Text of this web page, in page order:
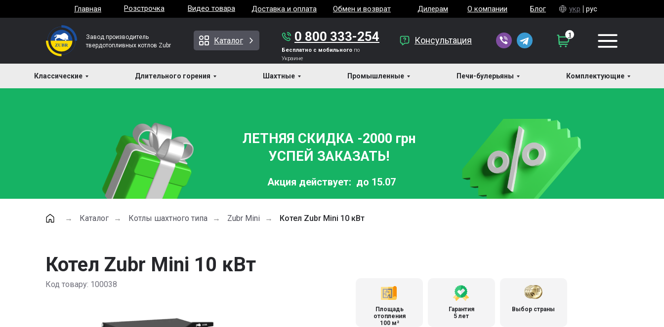
Розстрочка Видео товара Доставка и оплата Обмен и возврат Дилерам О компании укр рус
Главная Блог
Завод производитель
твердотопливных котлов Zubr
1
Каталог 0 800 333-254
Бесплатно с мобильного по
Украине
Консультация
Классические Длительного горения Шахтные Промышленные Печи-булерьяны Комплектующие
ЛЕТНЯЯ СКИДКА -2000 грн
УСПЕЙ ЗАКАЗАТЬ!
Акция действует: до 15.07
→ Каталог → Котлы шахтного типа → Zubr Mini → Котел Zubr Mini 10 кВт
Котел Zubr Mini 10 кВт
Код товару: 100038
Площадь
отопления
100 м²
Гарантия
5 лет
Выбор страны